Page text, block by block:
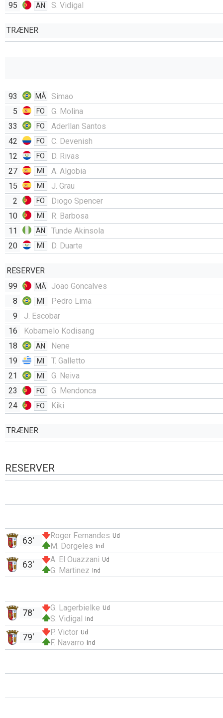
95
AN S. Vidigal
TRÆNER
93 MÅ
Simao
5
FO
G. Molina
33
FO
Aderllan Santos
42
FO
C. Devenish
12
FO
D. Rivas
27
MI
A. Algobia
15
MI
J. Grau
2
FO
Diogo Spencer
10
MI
R. Barbosa
11
AN
Tunde Akinsola
20
MI D. Duarte
RESERVER
99
MÅ
Joao Goncalves
8
MI
Pedro Lima
9
J. Escobar
16
Kobamelo Kodisang
18
AN
Nene
19
MI
T. Galletto
21
MI
G. Neiva
23
FO
G. Mendonca
24
FO Kiki
TRÆNER
RESERVER
Ud
Roger Fernandes
Ind
M. Dorgeles
63'
Ud
A. El Ouazzani
Ind
G. Martinez
63'
Ud
G. Lagerbielke
Ind
S. Vidigal
78'
Ud
P. Victor
Ind
F. Navarro
79'